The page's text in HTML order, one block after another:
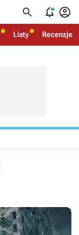
  
Listy Recenzje